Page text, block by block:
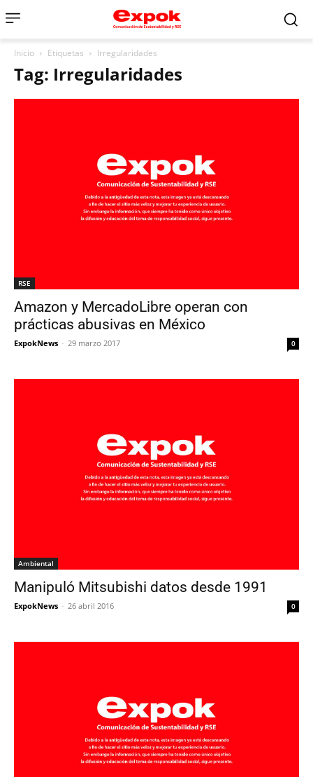
Inicio Etiquetas Irregularidades
Tag: Irregularidades
RSE
Amazon y MercadoLibre operan con
prácticas abusivas en México
ExpokNews - 29 marzo 2017 0
Ambiental
Manipuló Mitsubishi datos desde 1991
ExpokNews - 26 abril 2016 0